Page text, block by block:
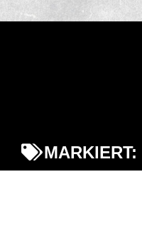
MARKIERT: